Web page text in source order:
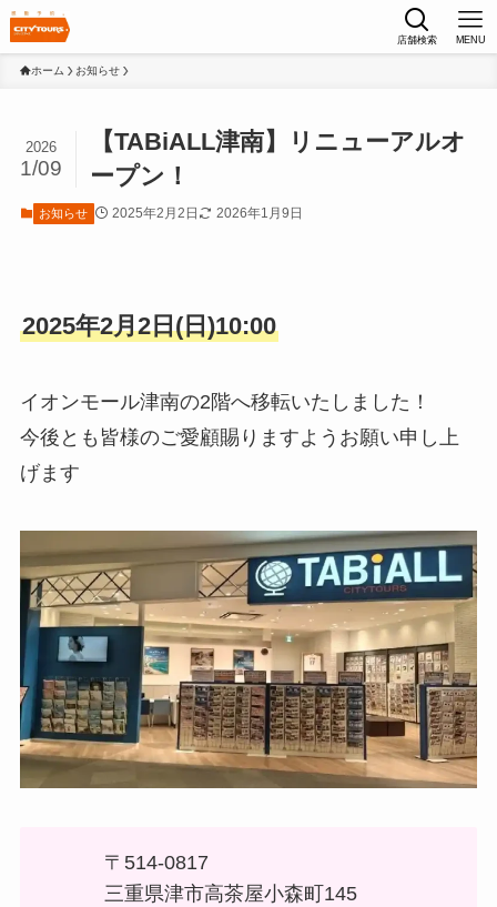
店舗検索 MENU
ホーム お知らせ
【TABiALL津南】リニューアルオ
ープン！
2026
1/09
お知らせ 2025年2月2日 2026年1月9日
2025年2月2日(日)10:00
イオンモール津南の2階へ移転いたしました！
今後とも皆様のご愛顧賜りますようお願い申し上
げます
〒514-0817
三重県津市高茶屋小森町145